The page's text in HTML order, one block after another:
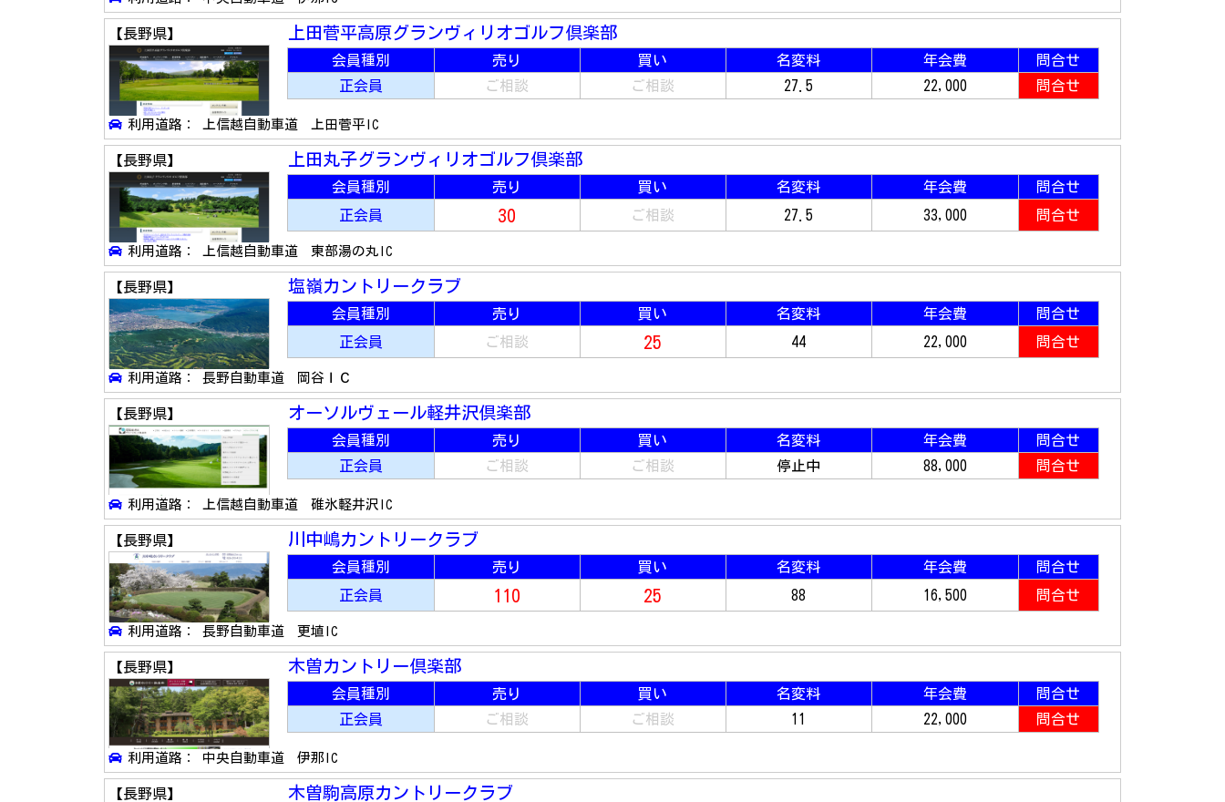
【長野県】 上田菅平高原グランヴィリオゴルフ倶楽部
会員種別 売り 買い 名変料 年会費
問合せ
正会員
ご相談 ご相談 27.5 22,000 問合せ
利用道路： 上信越自動車道 上田菅平IC
【長野県】 上田丸子グランヴィリオゴルフ倶楽部
会員種別 売り 買い 名変料 年会費
問合せ
正会員
30 ご相談 27.5 33,000 問合せ
利用道路： 上信越自動車道 東部湯の丸IC
【長野県】 塩嶺カントリークラブ
会員種別 売り 買い 名変料 年会費
問合せ
正会員
ご相談 25 44 22,000 問合せ
利用道路： 長野自動車道 岡谷ＩＣ
【長野県】 オーソルヴェール軽井沢倶楽部
会員種別 売り 買い 名変料 年会費
問合せ
正会員
ご相談 ご相談 停止中 88,000 問合せ
利用道路： 上信越自動車道 碓氷軽井沢IC
【長野県】 川中嶋カントリークラブ
会員種別 売り 買い 名変料 年会費
問合せ
正会員
110 25 88 16,500 問合せ
利用道路： 長野自動車道 更埴IC
【長野県】 木曽カントリー倶楽部
会員種別 売り 買い 名変料 年会費
問合せ
正会員
ご相談 ご相談 11 22,000 問合せ
利用道路： 中央自動車道 伊那IC
【長野県】 木曽駒高原カントリークラブ